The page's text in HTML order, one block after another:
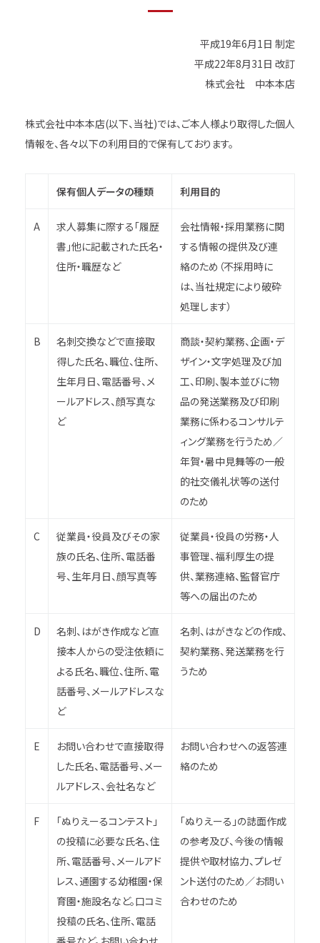
平成19年6月1日 制定
平成22年8月31日 改訂
株式会社 中本本店
株式会社中本本店(以下、当社)では、ご本人様より取得した個人
情報を、各々以下の利用目的で保有しております。
保有個人データの種類 利用目的
A
求人募集に際する「履歴
書」他に記載された氏名・
住所・職歴など
会社情報・採用業務に関
する情報の提供及び連
絡のため（不採用時に
は、当社規定により破砕
処理します）
B
名刺交換などで直接取
得した氏名、職位、住所、
生年月日、電話番号、メ
ールアドレス、顔写真な
ど
商談・契約業務、企画・デ
ザイン・文字処理及び加
工、印刷、製本並びに物
品の発送業務及び印刷
業務に係わるコンサルテ
ィング業務を行うため／
年賀・暑中見舞等の一般
的社交儀礼状等の送付
のため
C
従業員・役員及びその家
族の氏名、住所、電話番
号、生年月日、顔写真等
従業員・役員の労務・人
事管理、福利厚生の提
供、業務連絡、監督官庁
等への届出のため
D
名刺、はがき作成など直
接本人からの受注依頼に
よる氏名、職位、住所、電
話番号、メールアドレスな
ど
名刺、はがきなどの作成、
契約業務、発送業務を行
うため
E
お問い合わせで直接取得
した氏名、電話番号、メー
ルアドレス、会社名など
お問い合わせへの返答連
絡のため
F
「ぬりえーるコンテスト」
の投稿に必要な氏名、住
所、電話番号、メールアド
レス、通園する幼稚園・保
育園・施設名など。口コミ
投稿の氏名、住所、電話
「ぬりえーる」の誌面作成
の参考及び、今後の情報
提供や取材協力、プレゼ
ント送付のため／お問い
合わせのため